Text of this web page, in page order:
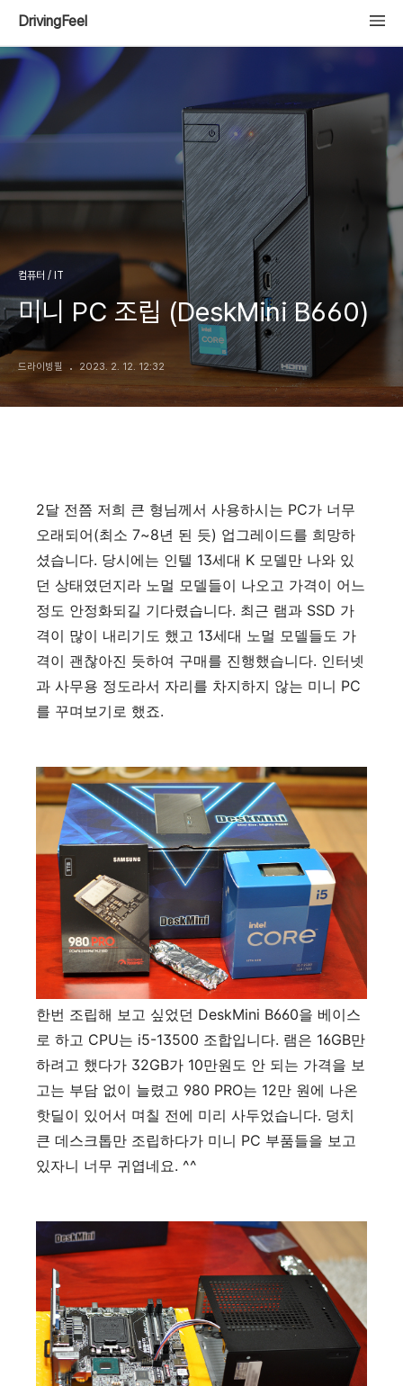
DrivingFeel
컴퓨터 / IT
미니 PC 조립 (DeskMini B660)
드라이빙필 2023. 2. 12. 12:32
2달 전쯤 저희 큰 형님께서 사용하시는 PC가 너무
오래되어(최소 7~8년 된 듯) 업그레이드를 희망하
셨습니다. 당시에는 인텔 13세대 K 모델만 나와 있
던 상태였던지라 노멀 모델들이 나오고 가격이 어느
정도 안정화되길 기다렸습니다. 최근 램과 SSD 가
격이 많이 내리기도 했고 13세대 노멀 모델들도 가
격이 괜찮아진 듯하여 구매를 진행했습니다. 인터넷
과 사무용 정도라서 자리를 차지하지 않는 미니 PC
를 꾸며보기로 했죠.
한번 조립해 보고 싶었던 DeskMini B660을 베이스
로 하고 CPU는 i5-13500 조합입니다. 램은 16GB만
하려고 했다가 32GB가 10만원도 안 되는 가격을 보
고는 부담 없이 늘렸고 980 PRO는 12만 원에 나온
핫딜이 있어서 며칠 전에 미리 사두었습니다. 덩치
큰 데스크톱만 조립하다가 미니 PC 부품들을 보고
있자니 너무 귀엽네요. ^^